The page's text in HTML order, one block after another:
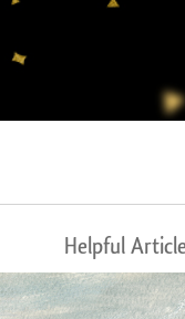
Helpful